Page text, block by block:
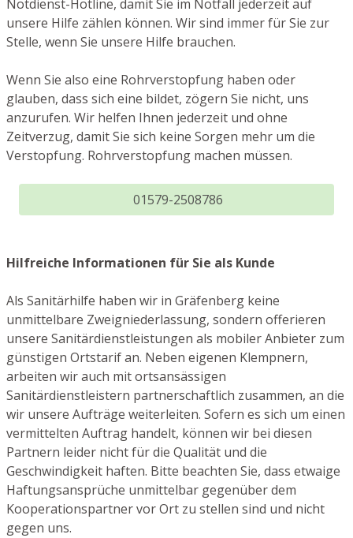
Notdienst-Hotline, damit Sie im Notfall jederzeit auf
unsere Hilfe zählen können. Wir sind immer für Sie zur
Stelle, wenn Sie unsere Hilfe brauchen.
Wenn Sie also eine Rohrverstopfung haben oder
glauben, dass sich eine bildet, zögern Sie nicht, uns
anzurufen. Wir helfen Ihnen jederzeit und ohne
Zeitverzug, damit Sie sich keine Sorgen mehr um die
Verstopfung. Rohrverstopfung machen müssen.
01579-2508786
Hilfreiche Informationen für Sie als Kunde
Als Sanitärhilfe haben wir in Gräfenberg keine
unmittelbare Zweigniederlassung, sondern offerieren
unsere Sanitärdienstleistungen als mobiler Anbieter zum
günstigen Ortstarif an. Neben eigenen Klempnern,
arbeiten wir auch mit ortsansässigen
Sanitärdienstleistern partnerschaftlich zusammen, an die
wir unsere Aufträge weiterleiten. Sofern es sich um einen
vermittelten Auftrag handelt, können wir bei diesen
Partnern leider nicht für die Qualität und die
Geschwindigkeit haften. Bitte beachten Sie, dass etwaige
Haftungsansprüche unmittelbar gegenüber dem
Kooperationspartner vor Ort zu stellen sind und nicht
gegen uns.